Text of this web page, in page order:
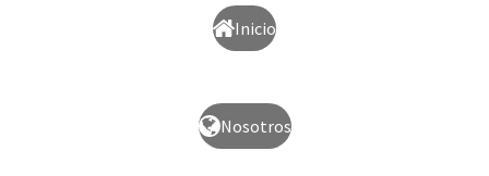
Inicio
Nosotros